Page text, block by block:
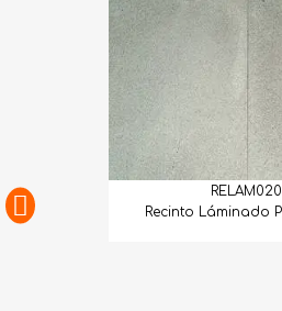
RELAM020
Recinto Láminado